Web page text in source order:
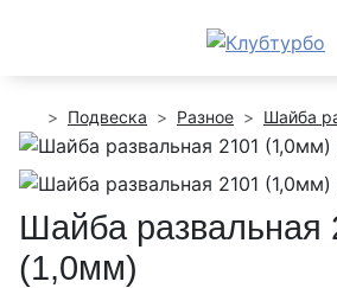
Подвеска Разное Шайба
Шайба развальная
(1,0мм)